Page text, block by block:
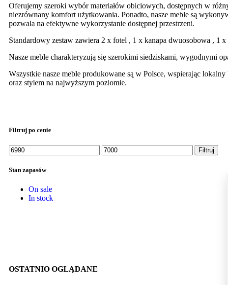
Oferujemy szeroki wybór materiałów obiciowych, dostępnych w
niezrównany komfort użytkowania. Ponadto, nasze meble są
pozwala na efektywne wykorzystanie dostępnej przestrzeni.
Standardowy zestaw zawiera 2 x fotel , 1 x kanapa dwuosobowa , 1
Nasze meble charakteryzują się szerokimi siedziskami, wygodnymi
Wszystkie nasze meble produkowane są w Polsce, wspierając
oraz stylem na najwyższym poziomie.
Filtruj po cenie
Filtruj
Stan zapasów
On sale
In stock
OSTATNIO OGLĄDANE